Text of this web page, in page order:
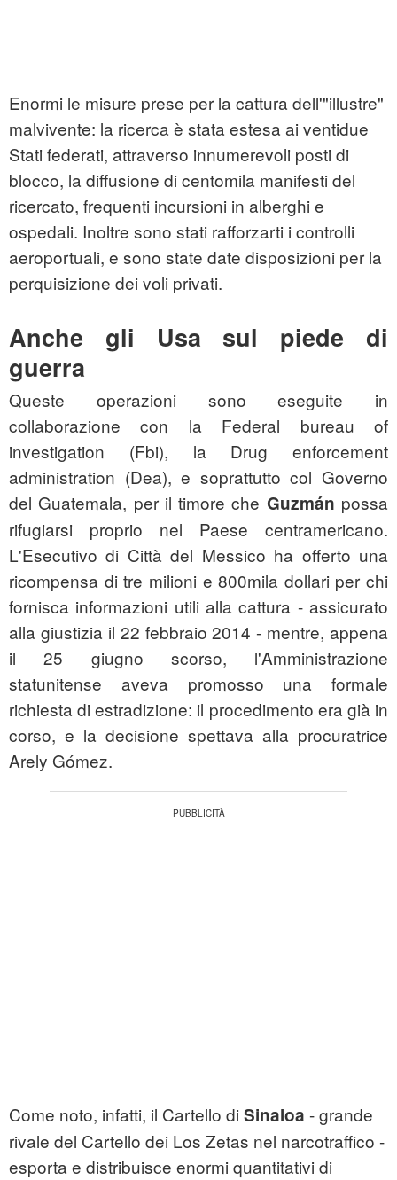
Enormi le misure prese per la cattura dell'"illustre"
malvivente: la ricerca è stata estesa ai ventidue
Stati federati, attraverso innumerevoli posti di
blocco, la diffusione di centomila manifesti del
ricercato, frequenti incursioni in alberghi e
ospedali. Inoltre sono stati rafforzarti i controlli
aeroportuali, e sono state date disposizioni per la
perquisizione dei voli privati.
Anche gli Usa sul piede di
guerra
Queste operazioni sono eseguite in
collaborazione con la Federal bureau of
investigation (Fbi), la Drug enforcement
administration (Dea), e soprattutto col Governo
del Guatemala, per il timore che Guzmán possa
rifugiarsi proprio nel Paese centramericano.
L'Esecutivo di Città del Messico ha offerto una
ricompensa di tre milioni e 800mila dollari per chi
fornisca informazioni utili alla cattura - assicurato
alla giustizia il 22 febbraio 2014 - mentre, appena
il 25 giugno scorso, l'Amministrazione
statunitense aveva promosso una formale
richiesta di estradizione: il procedimento era già in
corso, e la decisione spettava alla procuratrice
Arely Gómez.
Come noto, infatti, il Cartello di Sinaloa - grande
rivale del Cartello dei Los Zetas nel narcotraffico -
esporta e distribuisce enormi quantitativi di